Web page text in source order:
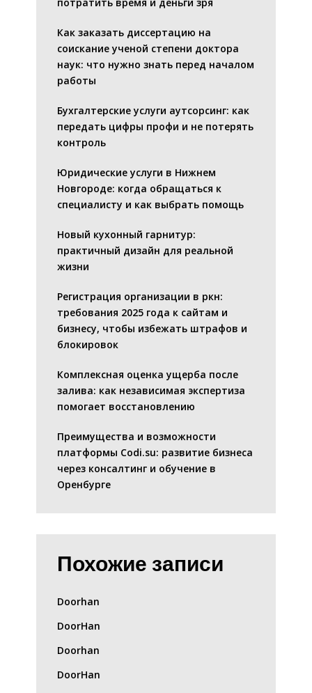
Как заказать диссертацию на
соискание ученой степени доктора
наук: что нужно знать перед началом
работы
Бухгалтерские услуги аутсорсинг: как
передать цифры профи и не потерять
контроль
Юридические услуги в Нижнем
Новгороде: когда обращаться к
специалисту и как выбрать помощь
Новый кухонный гарнитур:
практичный дизайн для реальной
жизни
Регистрация организации в ркн:
требования 2025 года к сайтам и
бизнесу, чтобы избежать штрафов и
блокировок
Комплексная оценка ущерба после
залива: как независимая экспертиза
помогает восстановлению
Преимущества и возможности
платформы Codi.su: развитие бизнеса
через консалтинг и обучение в
Оренбурге
Похожие записи
Doorhan
DoorHan
Doorhan
DoorHan